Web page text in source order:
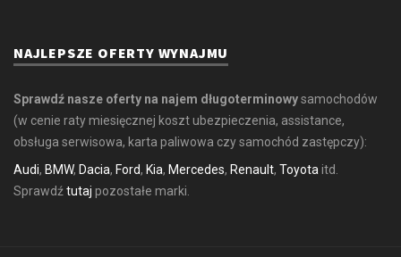
NAJLEPSZE OFERTY WYNAJMU
Sprawdź nasze oferty na najem długoterminowysamochodów
(w cenie raty miesięcznej koszt ubezpieczenia, assistance,
obsługa serwisowa, karta paliwowa czy samochód zastępczy):
Audi, BMW, Dacia, Ford, Kia, Mercedes, Renault, Toyota itd.
Sprawdź tutaj pozostałe marki.